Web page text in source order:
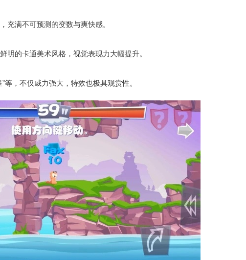
充满不可预测的变数与爽快感。
明的卡通美术风格，视觉表现力大幅提升。
等，不仅威力强大，特效也极具观赏性。